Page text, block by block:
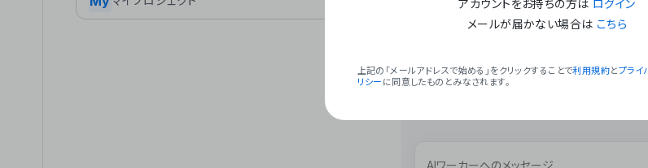
アカウントをお持ちの方は ログイン
メールが届かない場合は こちら
上記の「メールアドレスで始める」をクリックすることで利用規約とプライ
リシー に同意したものとみなされます。